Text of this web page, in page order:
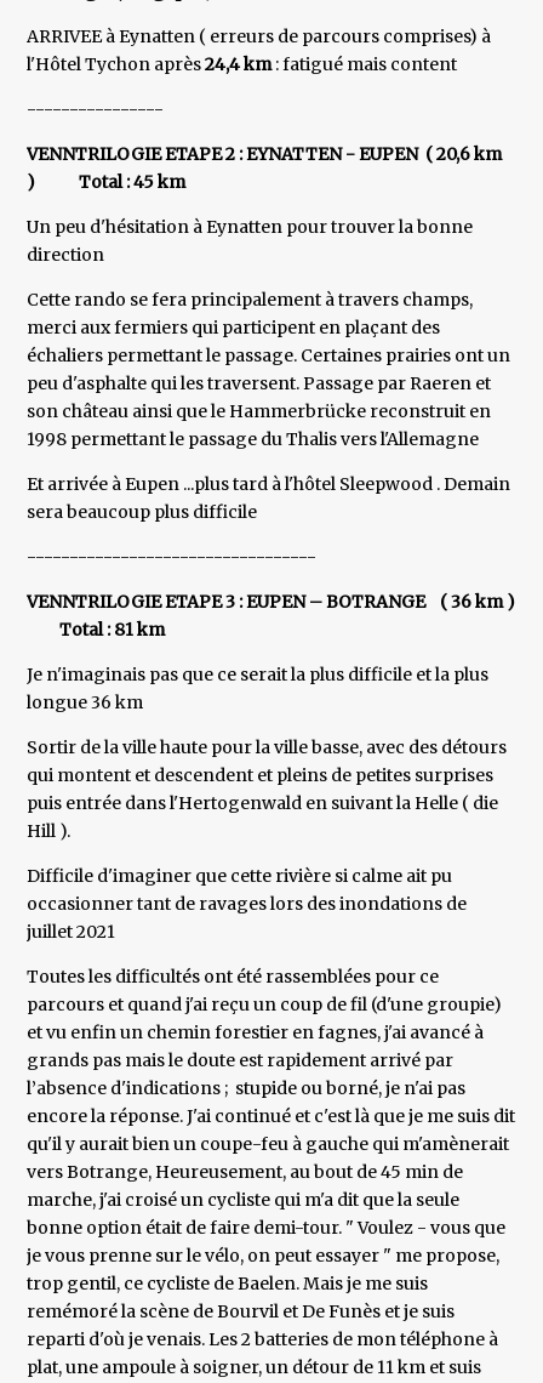
ARRIVEE à Eynatten ( erreurs de parcours comprises) à
l'Hôtel Tychon après24,4 km: fatigué mais content
----------------
VENNTRILOGIE ETAPE 2 : EYNATTEN - EUPEN ( 20,6 km
) Total : 45 km
Un peu d'hésitation à Eynatten pour trouver la bonne
direction
Cette rando se fera principalement à travers champs,
merci aux fermiers qui participent en plaçant des
échaliers permettant le passage. Certaines prairies ont un
peu d'asphalte qui les traversent. Passage par Raeren et
son château ainsi que le Hammerbrücke reconstruit en
1998 permettant le passage du Thalis vers l'Allemagne
Et arrivée à Eupen ...plus tard à l'hôtel Sleepwood . Demain
sera beaucoup plus difficile
----------------------------------
VENNTRILOGIE ETAPE 3 : EUPEN – BOTRANGE ( 36 km )
Total : 81 km
Je n'imaginais pas que ce serait la plus difficile et la plus
longue 36 km
Sortir de la ville haute pour la ville basse, avec des détours
qui montent et descendent et pleins de petites surprises
puis entrée dans l'Hertogenwald en suivant la Helle ( die
Hill ).
Difficile d'imaginer que cette rivière si calme ait pu
occasionner tant de ravages lors des inondations de
juillet 2021
Toutes les difficultés ont été rassemblées pour ce
parcours et quand j'ai reçu un coup de fil (d'une groupie)
et vu enfin un chemin forestier en fagnes, j'ai avancé à
grands pas mais le doute est rapidement arrivé par
l’absence d'indications ; stupide ou borné, je n'ai pas
encore la réponse. J'ai continué et c'est là que je me suis dit
qu'il y aurait bien un coupe-feu à gauche qui m'amènerait
vers Botrange, Heureusement, au bout de 45 min de
marche, j'ai croisé un cycliste qui m'a dit que la seule
bonne option était de faire demi-tour. " Voulez - vous que
je vous prenne sur le vélo, on peut essayer " me propose,
trop gentil, ce cycliste de Baelen. Mais je me suis
remémoré la scène de Bourvil et De Funès et je suis
reparti d'où je venais. Les 2 batteries de mon téléphone à
plat, une ampoule à soigner, un détour de 11 km et suis